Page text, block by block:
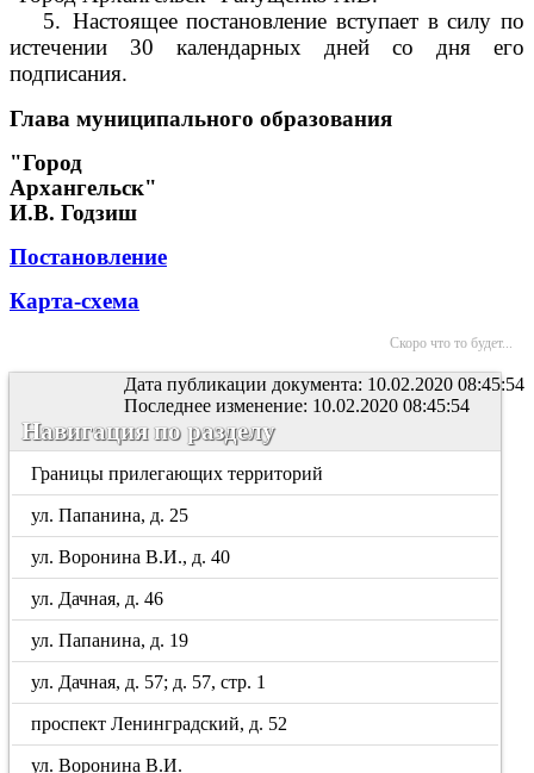
5. Настоящее постановление вступает в силу по
истечении 30 календарных дней со дня его
подписания.
Глава муниципального образования
"Город
Архангельск"
И.В. Годзиш
Постановление
Карта-схема
Скоро что то будет...
Дата публикации документа: 10.02.2020 08:45:54
Последнее изменение: 10.02.2020 08:45:54
Навигация по разделу
Границы прилегающих территорий
ул. Папанина, д. 25
ул. Воронина В.И., д. 40
ул. Дачная, д. 46
ул. Папанина, д. 19
ул. Дачная, д. 57; д. 57, стр. 1
проспект Ленинградский, д. 52
ул. Воронина В.И.